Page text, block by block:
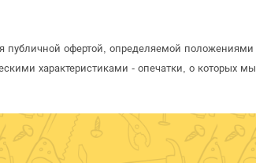
публичной офертой, определяемой положениями
характеристиками - опечатки, о которых мы